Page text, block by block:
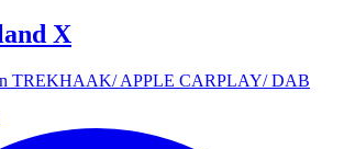
X
TREKHAAK/ APPLE CARPLAY/ DAB